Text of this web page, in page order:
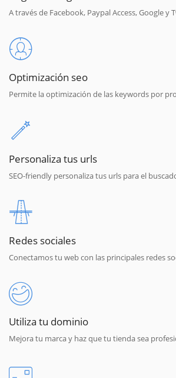
A través de Facebook, Paypal Access, Google y
Optimización seo
Permite la optimización de las keywords por
Personaliza tus urls
SEO-friendly personaliza tus urls para el
Redes sociales
Conectamos tu web con las principales redes
Utiliza tu dominio
Mejora tu marca y haz que tu tienda sea